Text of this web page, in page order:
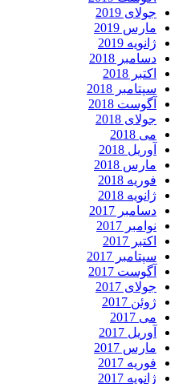
جولای 2019
مارس 2019
ژانویه 2019
دسامبر 2018
اکتبر 2018
سپتامبر 2018
آگوست 2018
جولای 2018
می 2018
آوریل 2018
مارس 2018
فوریه 2018
ژانویه 2018
دسامبر 2017
نوامبر 2017
اکتبر 2017
سپتامبر 2017
آگوست 2017
جولای 2017
ژوئن 2017
می 2017
آوریل 2017
مارس 2017
فوریه 2017
ژانویه 2017